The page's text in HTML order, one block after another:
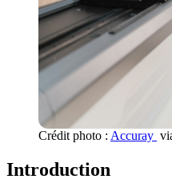
Crédit photo : Accuray
Introduction